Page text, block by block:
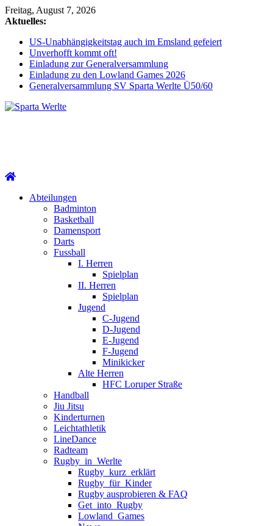
Zum
Inhalt
Freitag, August 7, 2026
Aktuelles:
US-Unabhängigkeitstag auch im Emsland gefeiert
Unverhofft kommt oft!
Einladung zur Generalversammlung
Einladung zu den Lowland Games 2026
Generalversammlung SV Sparta Werlte Ü50/60
Abteilungen
Badminton
Basketball
Damensport
Darts
Fussball
I. Herren
Spielplan
II. Herren
Spielplan
Jugend
C-Jugend
D-Jugend
E-Jugend
F-Jugend
Minikicker
Alte Herren
HFC Loruper Straße
Handball
Jiu Jitsu
Kinderturnen
Leichtathletik
LineDance
Radteam
Rugby_in_Werlte
Rugby_kurz_erklärt
Rugby_für_Kinder
Rugby ausprobieren & FAQ
Get_into_Rugby
Lowland_Games